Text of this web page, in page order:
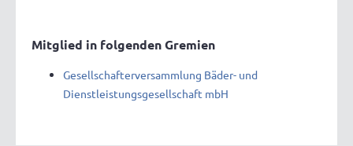
Mitglied in folgenden Gremien
Gesellschafterversammlung Bäder- und
Dienstleistungsgesellschaft mbH